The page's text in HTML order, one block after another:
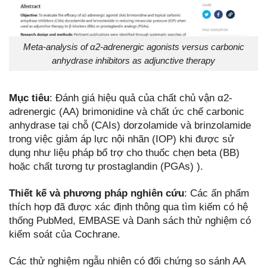
Meta-analysis of α2-adrenergic agonists versus carbonic
anhydrase inhibitors as adjunctive therapy
Mục tiêu: Đánh giá hiệu quả của chất chủ vận α2-
adrenergic (AA) brimonidine và chất ức chế carbonic
anhydrase tại chỗ (CAIs) dorzolamide và brinzolamide
trong việc giảm áp lực nội nhãn (IOP) khi được sử
dụng như liệu pháp bổ trợ cho thuốc chẹn beta (BB)
hoặc chất tương tự prostaglandin (PGAs) ).
Thiết kế và phương pháp nghiên cứu: Các ấn phẩm
thích hợp đã được xác định thông qua tìm kiếm có hệ
thống PubMed, EMBASE và Danh sách thử nghiệm có
kiểm soát của Cochrane.
Các thử nghiệm ngẫu nhiên có đối chứng so sánh AA